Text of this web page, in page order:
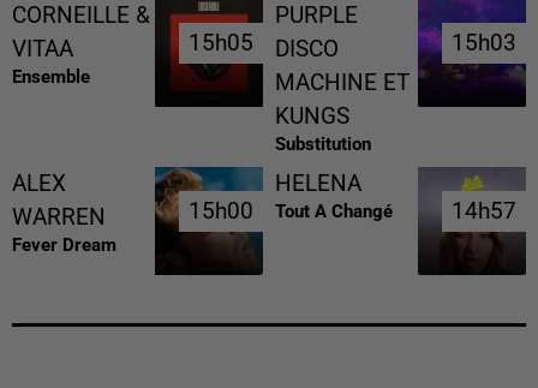
CORNEILLE &
VITAA
Ensemble
15h05
15h05
PURPLE
DISCO
MACHINE ET
KUNGS
Substitution
15h03
15h03
ALEX
WARREN
Fever Dream
15h00
15h00
HELENA
Tout A Changé 14h57
14h57